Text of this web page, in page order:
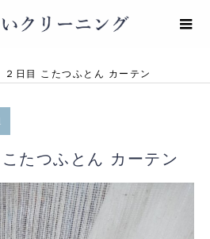
２日目 こたつふとん カーテン
たつふとん カーテン